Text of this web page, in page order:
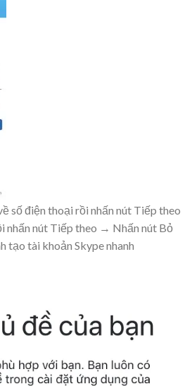
số điện thoại rồi nhấn nút Tiếp theo
nhấn nút Tiếp theo → Nhấn nút Bỏ
tạo tài khoản Skype nhanh